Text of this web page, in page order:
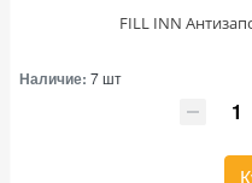
FILL INN
Наличие: 7 шт